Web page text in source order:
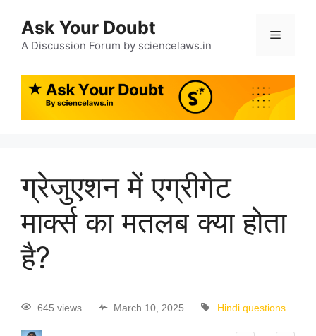
Ask Your Doubt
A Discussion Forum by sciencelaws.in
ग्रेजुएशन में एग्रीगेट
मार्क्स का मतलब क्या होता
है?
645 views March 10, 2025 Hindi questions